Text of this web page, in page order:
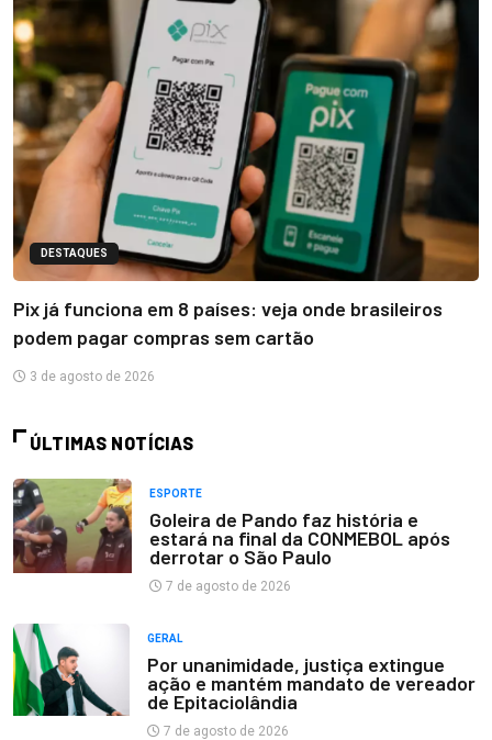
DESTAQUES
Pix já funciona em 8 países: veja onde brasileiros
podem pagar compras sem cartão
3 de agosto de 2026
ÚLTIMAS NOTÍCIAS
ESPORTE
Goleira de Pando faz história e
estará na final da CONMEBOL após
derrotar o São Paulo
7 de agosto de 2026
GERAL
Por unanimidade, justiça extingue
ação e mantém mandato de vereador
de Epitaciolândia
7 de agosto de 2026